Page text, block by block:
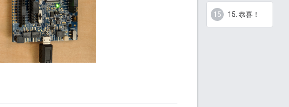
15. 恭喜！